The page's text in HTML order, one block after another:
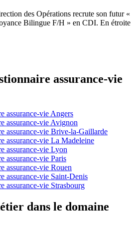
des Opérations recrute son futur «
Bilingue F/H » en CDI. En étroite
assurance-vie
assurance-vie Angers
assurance-vie Avignon
assurance-vie Brive-la-Gaillarde
assurance-vie La Madeleine
assurance-vie Lyon
assurance-vie Paris
assurance-vie Rouen
assurance-vie Saint-Denis
assurance-vie Strasbourg
dans le domaine